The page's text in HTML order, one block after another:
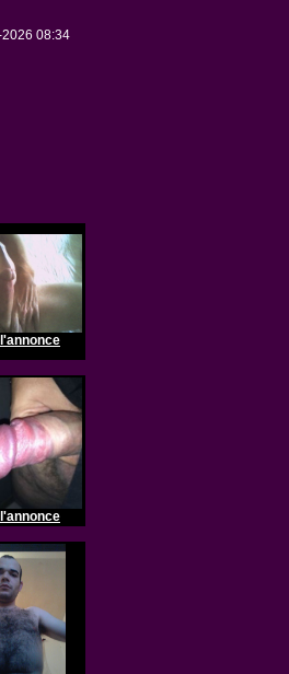
08:34